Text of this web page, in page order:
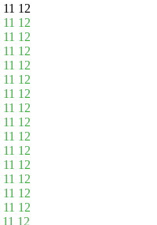
12
11 12
11 12
11 12
11 12
11 12
11 12
11 12
11 12
11 12
11 12
11 12
11 12
11 12
11 12
11 12